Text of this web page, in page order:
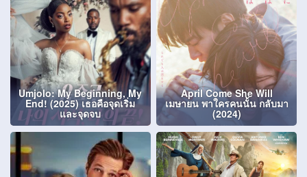
Umjolo: My Beginning, My
End! (2025) เธอคือจุดเริ่ม
และจุดจบ
April Come She Will
เมษายน พาใครคนนั้น กลับมา
(2024)